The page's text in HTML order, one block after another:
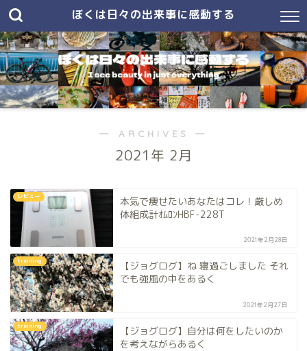
ぼくは日々の出来事に感動する
― ARCHIVES ―
2021年 2月
レビュー
本気で痩せたいあなたはコレ！厳しめ
体組成計ｵﾑﾛﾝHBF-228T
2021年2月28日
training
【ジョグログ】ね 寝過ごしました それ
でも強風の中をあるく
2021年2月27日
training
【ジョグログ】自分は何をしたいのか
を考えながらあるく